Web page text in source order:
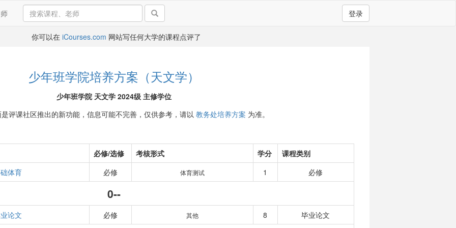
登录
你可以在 iCourses.com 网站写任何大学的课程点评了
少年班学院培养方案（天文学）
少年班学院 天文学 2024级 主修学位
评课社区推出的新功能，信息可能不完善，仅供参考，请以 教务处培养方案 为准。
必修/选修 考核形式 学分
课程类别
体育
必修 体育测试 1 必修
0--
论文 必修 其他 8 毕业论文